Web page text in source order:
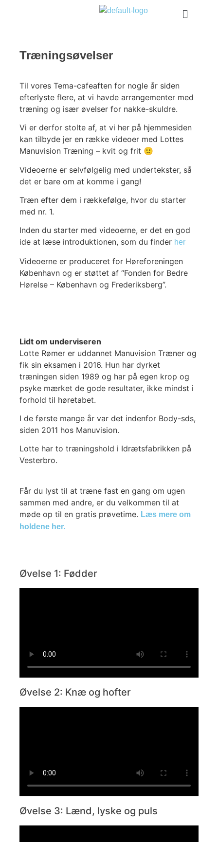
Træningsøvelser
Til vores Tema-cafeaften for nogle år siden
efterlyste flere, at vi havde arrangementer med
træning og især øvelser for nakke-skuldre.
Vi er derfor stolte af, at vi her på hjemmesiden
kan tilbyde jer en række videoer med Lottes
Manuvision Træning – kvit og frit 🙂
Videoerne er selvfølgelig med undertekster, så
det er bare om at komme i gang!
Træn efter dem i rækkefølge, hvor du starter
med nr. 1.
Inden du starter med videoerne, er det en god
ide at læse introduktionen, som du finder her
Videoerne er produceret for Høreforeningen
København og er støttet af “Fonden for Bedre
Hørelse – København og Frederiksberg”.
Lidt om underviseren
Lotte Rømer er uddannet Manuvision Træner og
fik sin eksamen i 2016. Hun har dyrket
træningen siden 1989 og har på egen krop og
psyke mærket de gode resultater, ikke mindst i
forhold til høretabet.
I de første mange år var det indenfor Body-sds,
siden 2011 hos Manuvision.
Lotte har to træningshold i Idrætsfabrikken på
Vesterbro.
Får du lyst til at træne fast en gang om ugen
sammen med andre, er du velkommen til at
møde op til en gratis prøvetime. Læs mere om
holdene her.
Øvelse 1: Fødder
Øvelse 2: Knæ og hofter
Øvelse 3: Lænd, lyske og puls